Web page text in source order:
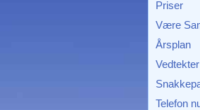
Priser
Være
Årsplan
Vedtekter
Telefon